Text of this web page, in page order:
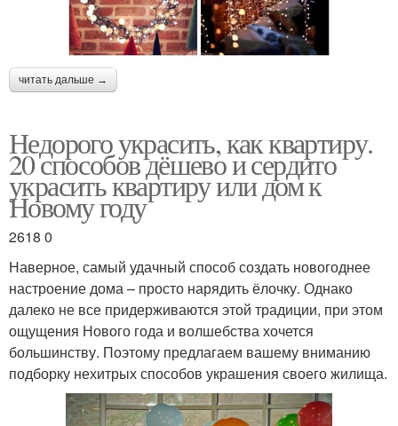
читать дальше →
Недорого украсить, как квартиру.
20 способов дёшево и сердито
украсить квартиру или дом к
Новому году
2618 0
Наверное, самый удачный способ создать новогоднее
настроение дома – просто нарядить ёлочку. Однако
далеко не все придерживаются этой традиции, при этом
ощущения Нового года и волшебства хочется
большинству. Поэтому предлагаем вашему вниманию
подборку нехитрых способов украшения своего жилища.